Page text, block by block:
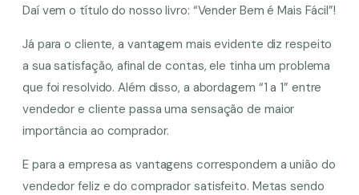
Daí vem o título do nosso livro: “Vender Bem é Mais Fácil”!
Já para o cliente, a vantagem mais evidente diz respeito
a sua satisfação, afinal de contas, ele tinha um problema
que foi resolvido. Além disso, a abordagem “1 a 1” entre
vendedor e cliente passa uma sensação de maior
importância ao comprador.
E para a empresa as vantagens correspondem a união do
vendedor feliz e do comprador satisfeito. Metas sendo